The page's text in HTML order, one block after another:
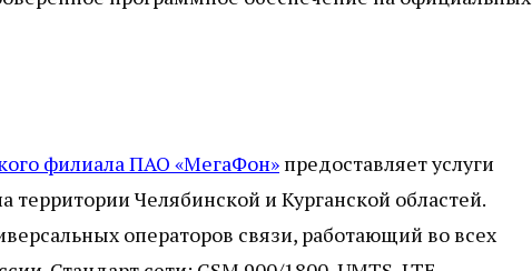
филиала ПАО «МегаФон» предоставляет услуги
Челябинской и Курганской областей.
операторов связи, работающий во всех